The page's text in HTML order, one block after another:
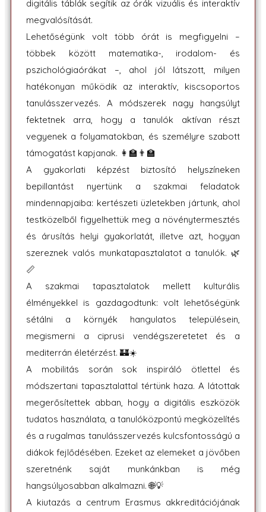
digitális táblák segítik az órák vizuális és interaktív
megvalósítását.
Lehetőségünk volt több órát is megfigyelni –
többek között matematika-, irodalom- és
pszichológiaórákat –, ahol jól látszott, milyen
hatékonyan működik az interaktív, kiscsoportos
tanulásszervezés. A módszerek nagy hangsúlyt
fektetnek arra, hogy a tanulók aktívan részt
vegyenek a folyamatokban, és személyre szabott
támogatást kapjanak. 👩‍🏫👨‍🏫
A gyakorlati képzést biztosító helyszíneken
bepillantást nyertünk a szakmai feladatok
mindennapjaiba: kertészeti üzletekben jártunk, ahol
testközelből figyelhettük meg a növénytermesztés
és árusítás helyi gyakorlatát, illetve azt, hogyan
szereznek valós munkatapasztalatot a tanulók. 🌿
📏
A szakmai tapasztalatok mellett kulturális
élményekkel is gazdagodtunk: volt lehetőségünk
sétálni a környék hangulatos településein,
megismerni a ciprusi vendégszeretetet és a
mediterrán életérzést. 🏰☀️
A mobilitás során sok inspiráló ötlettel és
módszertani tapasztalattal tértünk haza. A látottak
megerősítettek abban, hogy a digitális eszközök
tudatos használata, a tanulóközpontú megközelítés
és a rugalmas tanulásszervezés kulcsfontosságú a
diákok fejlődésében. Ezeket az elemeket a jövőben
szeretnénk saját munkánkban is még
hangsúlyosabban alkalmazni. 🌐💡
A kiutazás a centrum Erasmus akkreditációjának